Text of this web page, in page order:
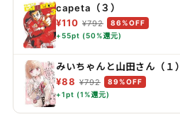
capeta（３）
¥110 ¥792
86%OFF
+55pt (50%還元)
みいちゃんと山田さん（１）
¥88 ¥792
89%OFF
+1pt (1%還元)